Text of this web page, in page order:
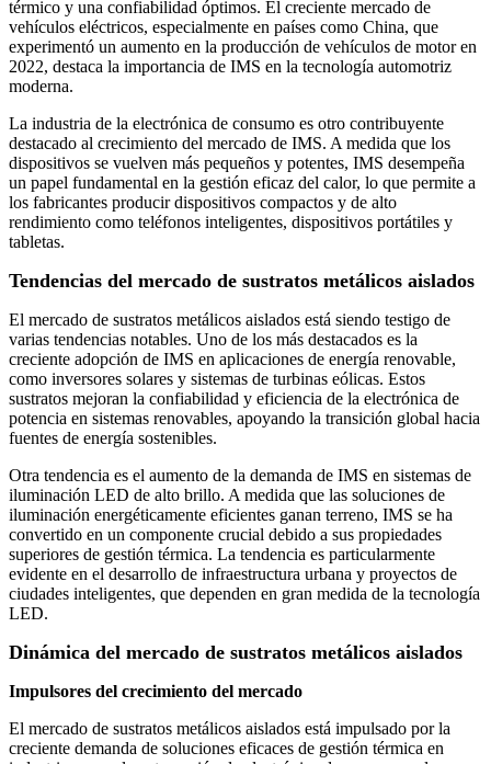
térmico y una confiabilidad óptimos. El creciente mercado de
vehículos eléctricos, especialmente en países como China, que
experimentó un aumento en la producción de vehículos de motor en
2022, destaca la importancia de IMS en la tecnología automotriz
moderna.
La industria de la electrónica de consumo es otro contribuyente
destacado al crecimiento del mercado de IMS. A medida que los
dispositivos se vuelven más pequeños y potentes, IMS desempeña
un papel fundamental en la gestión eficaz del calor, lo que permite a
los fabricantes producir dispositivos compactos y de alto
rendimiento como teléfonos inteligentes, dispositivos portátiles y
tabletas.
Tendencias del mercado de sustratos metálicos aislados
El mercado de sustratos metálicos aislados está siendo testigo de
varias tendencias notables. Uno de los más destacados es la
creciente adopción de IMS en aplicaciones de energía renovable,
como inversores solares y sistemas de turbinas eólicas. Estos
sustratos mejoran la confiabilidad y eficiencia de la electrónica de
potencia en sistemas renovables, apoyando la transición global hacia
fuentes de energía sostenibles.
Otra tendencia es el aumento de la demanda de IMS en sistemas de
iluminación LED de alto brillo. A medida que las soluciones de
iluminación energéticamente eficientes ganan terreno, IMS se ha
convertido en un componente crucial debido a sus propiedades
superiores de gestión térmica. La tendencia es particularmente
evidente en el desarrollo de infraestructura urbana y proyectos de
ciudades inteligentes, que dependen en gran medida de la tecnología
LED.
Dinámica del mercado de sustratos metálicos aislados
Impulsores del crecimiento del mercado
El mercado de sustratos metálicos aislados está impulsado por la
creciente demanda de soluciones eficaces de gestión térmica en